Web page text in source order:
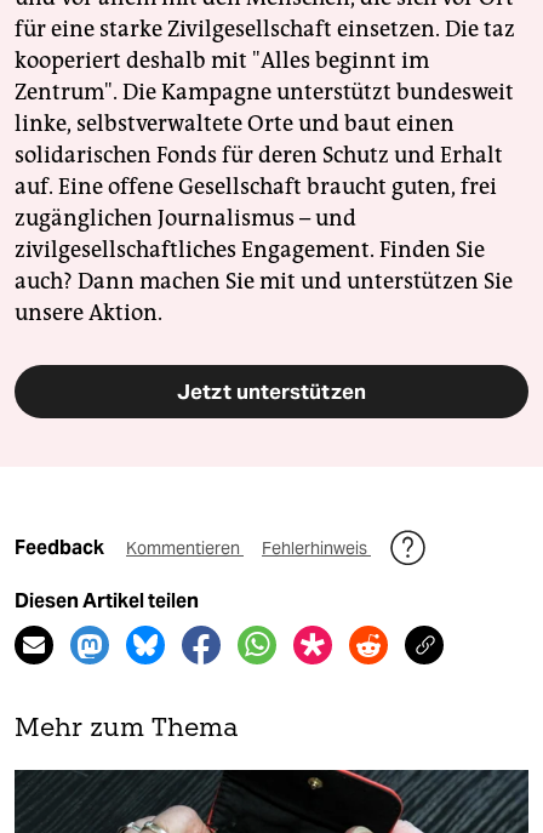
für eine starke Zivilgesellschaft einsetzen. Die taz
kooperiert deshalb mit "Alles beginnt im
Zentrum". Die Kampagne unterstützt bundesweit
linke, selbstverwaltete Orte und baut einen
solidarischen Fonds für deren Schutz und Erhalt
auf. Eine offene Gesellschaft braucht guten, frei
zugänglichen Journalismus – und
zivilgesellschaftliches Engagement. Finden Sie
auch? Dann machen Sie mit und unterstützen Sie
unsere Aktion.
Jetzt unterstützen
Feedback Kommentieren Fehlerhinweis
Diesen Artikel teilen
Mehr zum Thema